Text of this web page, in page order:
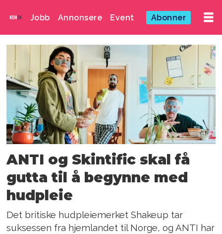
Jobb Annonsere Event Abonner
Emne:
skintific
ANTI og Skintific skal få
gutta til å begynne med
hudpleie
Det britiske hudpleiemerket Shakeup tar
suksessen fra hjemlandet til Norge, og ANTI har